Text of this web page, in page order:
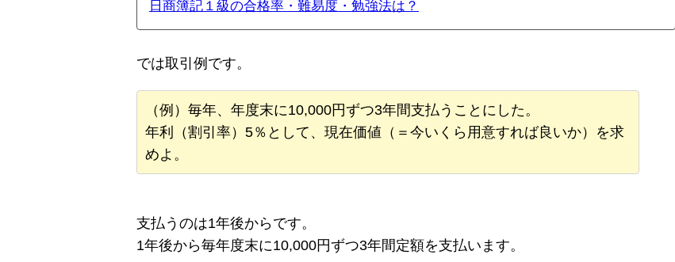
日商簿記１級の合格率・難易度・勉強法は？
では取引例です。
（例）毎年、年度末に10,000円ずつ3年間支払うことにした。
年利（割引率）5％として、現在価値（＝今いくら用意すれば良いか）を求
めよ。
支払うのは1年後からです。
1年後から毎年度末に10,000円ずつ3年間定額を支払います。